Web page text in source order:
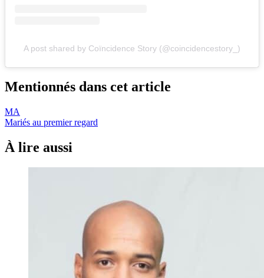
A post shared by Coïncidence Story (@coincidencestory_)
Mentionnés dans cet article
MA
Mariés au premier regard
À lire aussi